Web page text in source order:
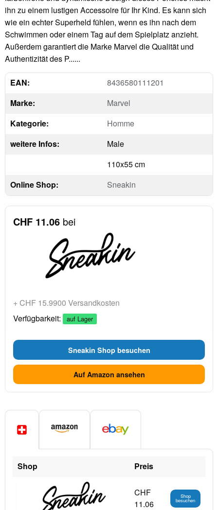
ihn zu einem lustigen Accessoire für Ihr Kind. Es kann sich
wie ein echter Superheld fühlen, wenn es ihn nach dem
Schwimmen oder einem Tag auf dem Spielplatz anzieht.
Außerdem garantiert die Marke Marvel die Qualität und
Authentizität des P......
EAN:
8436580111201
Marke:
Marvel
Kategorie:
Homme
weitere Infos:
Male
110x55 cm
Online Shop:
Sneakin
CHF 11.06 bei
+ CHF 15.9900 Versandkosten
Verfügbarkeit:
auf Lager
Sneakin Shop besuchen
Auf Amazon ansehen
Shop Preis
CHF
11.06
Shop
besuchen